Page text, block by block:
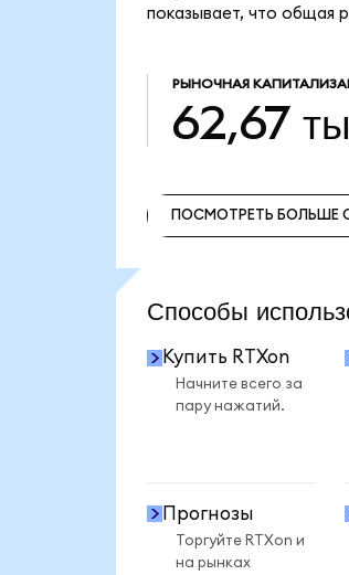
показывает, что общая
РЫНОЧНАЯ
62,67
ПОСМОТРЕТЬ БОЛЬШЕ
Способы
Купить RTXon
Начните всего за
пару нажатий.
Прогнозы
Торгуйте RTXon и
на рынках